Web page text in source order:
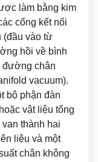
làm bằng kim
cổng kết nối
(đầu vào từ
hồi về bình
đường chân
vacuum).
bộ phận đàn
vật liệu tổng
thành hai
liệu và một
chân không